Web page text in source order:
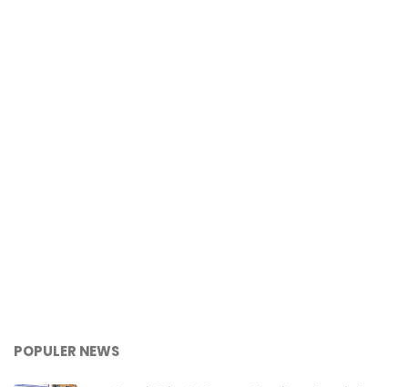
POPULER NEWS